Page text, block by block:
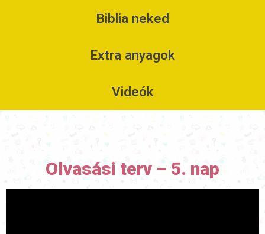
Biblia neked
Extra anyagok
Videók
Olvasási terv – 5. nap